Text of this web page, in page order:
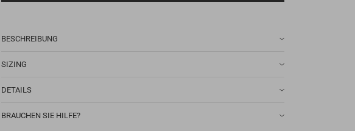
BESCHREIBUNG
SIZING
DETAILS
BRAUCHEN SIE HILFE?